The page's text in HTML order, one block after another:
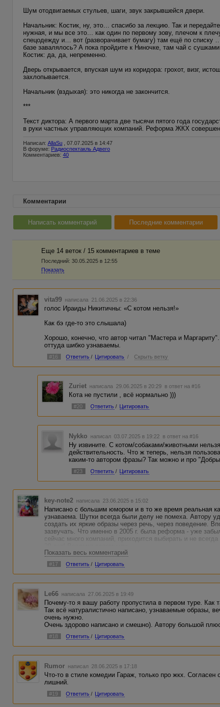
Шум отодвигаемых стульев, шаги, звук закрывшейся двери.
Начальник: Костик, ну, это… спасибо за лекцию. Так и
нужная, и мы все это… как один по первому зову, плечом к
спецодежду и… вот (разворачивает бумагу) там ещё по
базе завалялось? А пока пройдите к Ниночке, там чай с
Костик: да, да, непременно.
Дверь открывается, впуская шум из коридора: грохот, визг,
захлопывается.
Начальник (вздыхая): это никогда не закончится.
***
Текст диктора: А первого марта две тысячи пятого года
в руки частных управляющих компаний. Реформа ЖКХ
Написал: AllaSu , 07.07.2025 в 14:47
В форуме: Радиоспектакль Адвего
Комментариев: 40
Комментарии
Написать комментарий Последние комментарии
Еще 14 веток / 15 комментариев в темe
Последний: 30.05.2025 в 12:55
Показать
vita99 написала 21.06.2025 в 22:36
голос Ираиды Никитичны: «С котом нельзя!»
Как бэ где-то это слышала)
Хорошо, конечно, что автор читал "Мастера и
оттуда шибко узнаваемы.
#16 Ответить / Цитировать / Скрыть ветку
Zuriet написала 29.06.2025 в 20:29 в ответ на #16
Кота не пустили , всё нормально )))
#20 Ответить / Цитировать
Nykko написал 03.07.2025 в 19:22 в ответ на #16
Ну извините. С котом/собаками/животными
действительность. Что ж теперь, нельзя
каким-то автором фразы? Так можно и про
#23 Ответить / Цитировать
key-note2 написала 23.06.2025 в 15:02
Написано с большим юмором и в то же время реальная
узнаваема. Шутки всегда были делу не помеха. Автору
создать их яркие образы через речь, через поведение.
зазвучать. Что именно в 2005 г. была реформа - уже
сейчас много компаний, приходится выбирать и не
Показать весь комментарий
#17 Ответить / Цитировать
Le66 написала 27.06.2025 в 19:49
Почему-то я вашу работу пропустила в первом туре. Как
Так всё натуралистично написано, узнаваемые образы,
очень нужно.
Очень здорово написано и смешно). Автору большой
#18 Ответить / Цитировать
Rumor написал 28.06.2025 в 17:18
Что-то в стиле комедии Гараж, только про жкх.
лишний.
#19 Ответить / Цитировать